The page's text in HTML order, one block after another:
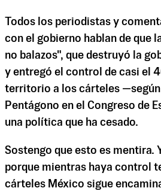
Todos los periodistas y
con el gobierno hablan de que
no balazos", que destruyó la
y entregó el control de casi el
territorio a los cárteles —según
Pentágono en el Congreso de
una política que ha cesado.
Sostengo que esto es mentira.
porque mientras haya control
cárteles México sigue